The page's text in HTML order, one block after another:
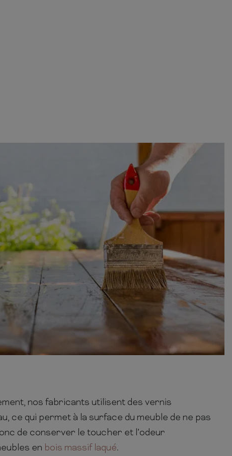
nos fabricants utilisent des vernis
ce qui permet à la surface du meuble de ne pas
de conserver le toucher et l’odeur
en bois massif laqué.